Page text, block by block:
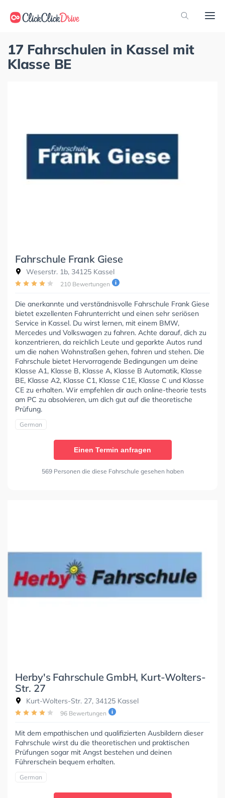
17 Fahrschulen in Kassel mit
Klasse BE
Fahrschule Frank Giese
Weserstr. 1b, 34125 Kassel
210 Bewertungen
Die anerkannte und verständnisvolle Fahrschule Frank Giese
bietet exzellenten Fahrunterricht und einen sehr seriösen
Service in Kassel. Du wirst lernen, mit einem BMW,
Mercedes und Volkswagen zu fahren. Achte darauf, dich zu
konzentrieren, da reichlich Leute und geparkte Autos rund
um die nahen Wohnstraßen gehen, fahren und stehen. Die
Fahrschule bietet Hervorragende Bedingungen um deine
Klasse A1, Klasse B, Klasse A, Klasse B Automatik, Klasse
BE, Klasse A2, Klasse C1, Klasse C1E, Klasse C und Klasse
CE zu erhalten. Wir empfehlen dir auch online-theorie tests
am PC zu absolvieren, um dich gut auf die theoretische
Prüfung.
German
Einen Termin anfragen
569 Personen die diese Fahrschule gesehen haben
Herby's Fahrschule GmbH, Kurt-Wolters-
Str. 27
Kurt-Wolters-Str. 27, 34125 Kassel
96 Bewertungen
Mit dem empathischen und qualifizierten Ausbildern dieser
Fahrschule wirst du die theoretischen und praktischen
Prüfungen sogar mit Angst bestehen und deinen
Führerschein bequem erhalten.
German